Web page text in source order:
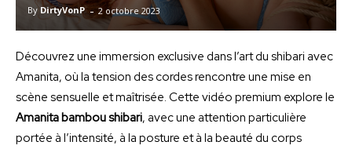
By DirtyVonP - 2 octobre 2023
Découvrez une immersion exclusive dans l’art du shibari avec
Amanita, où la tension des cordes rencontre une mise en
scène sensuelle et maîtrisée. Cette vidéo premium explore le
Amanita bambou shibari, avec une attention particulière
portée à l’intensité, à la posture et à la beauté du corps